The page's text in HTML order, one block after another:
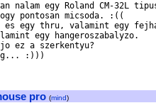
nalam egy Roland CM-32L
pontosan micsoda. :((
egy thru, valamint egy
egy hangeroszabalyzo.
ez a szerkentyu?
:)))
pro (mind)